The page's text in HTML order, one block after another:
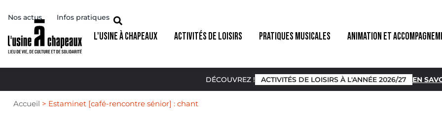
Nos actus Infos pratiques
L'USINE À CHAPEAUX ACTIVITÉS DE LOISIRS PRATIQUES MUSICALES ANIMATION ET
DÉCOUVREZ ! ACTIVITÉS DE LOISIRS À L'ANNÉE 2026/27 EN
Accueil > Estaminet [café-rencontre sénior] : chant